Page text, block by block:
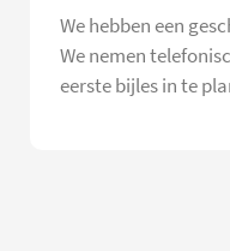
We hebben een
We nemen
eerste bijles in te